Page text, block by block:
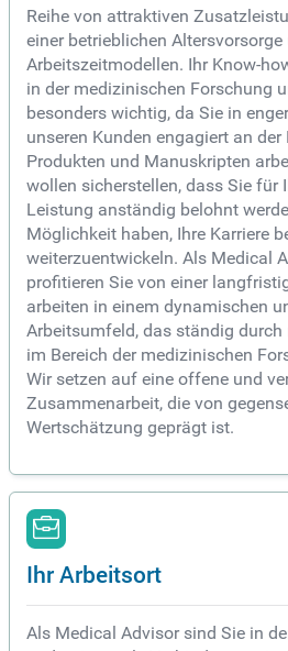
Reihe von attraktiven
einer betrieblichen
Arbeitszeitmodellen. Ihr Know-
in der medizinischen Forschung
besonders wichtig, da Sie in
unseren Kunden engagiert an
Produkten und Manuskripten
wollen sicherstellen, dass Sie für
Leistung anständig belohnt
Möglichkeit haben, Ihre Karriere
weiterzuentwickeln. Als Medical
profitieren Sie von einer
arbeiten in einem dynamischen
Arbeitsumfeld, das ständig durch
im Bereich der medizinischen
Wir setzen auf eine offene und
Zusammenarbeit, die von
Wertschätzung geprägt ist.
Ihr Arbeitsort
Als Medical Advisor sind Sie in